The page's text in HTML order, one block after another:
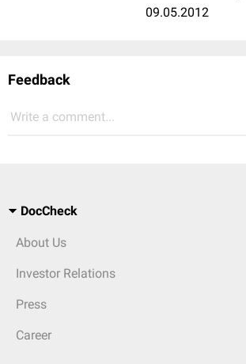
09.05.2012
Feedback
Write a comment...
DocCheck
About Us
Investor Relations
Press
Career